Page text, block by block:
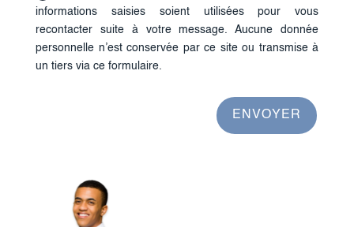
informations saisies soient utilisées pour vous
recontacter suite à votre message. Aucune donnée
personnelle n’est conservée par ce site ou transmise à
un tiers via ce formulaire.
ENVOYER